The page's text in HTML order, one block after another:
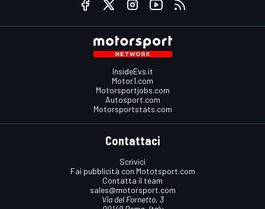
InsideEvs.it
Motor1.com
Motorsportjobs.com
Autosport.com
Motorsportstats.com
Contattaci
Scrivici
Fai pubblicità con Mototsport.com
Contatta il team
sales@motorsport.com
Via del Fornetto, 3